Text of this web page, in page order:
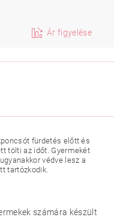
Ár figyelése
fürdetés előtt és
tölti az időt. Gyermekét
védve lesz a
tartózkodik.
számára készült